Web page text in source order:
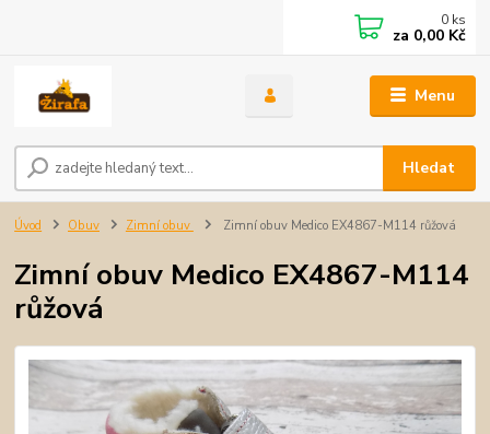
Menu
Hledat
0 ks
za 0,00 Kč
Úvod Obuv Zimní obuv Zimní obuv Medico EX4867-M114 růžová
Zimní obuv Medico EX4867-M114
růžová